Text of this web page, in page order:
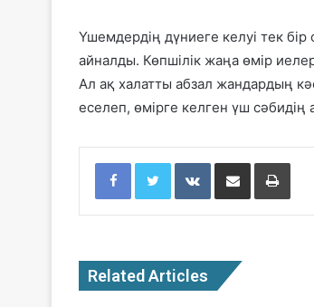
Үшемдердің дүниеге келуі тек
айналды. Көпшілік жаңа өмір
Ал ақ халатты абзал жандардың
еселеп, өмірге келген үш сәбидің
Facebook Twitter VKontakte
Related Articles